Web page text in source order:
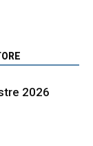
2026